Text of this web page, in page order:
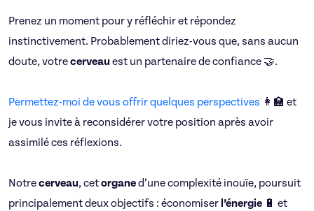
Prenez un moment pour y réfléchir et répondez
instinctivement. Probablement diriez-vous que, sans aucun
doute, votrecerveauest un partenaire de confiance 🤝.
Permettez-moi de vous offrir quelques perspectives 👩‍🏫 et
je vous invite à reconsidérer votre position après avoir
assimilé ces réflexions.
Notrecerveau, cetorganed’une complexité inouïe, poursuit
principalement deux objectifs : économiserl’énergie 🔋 et